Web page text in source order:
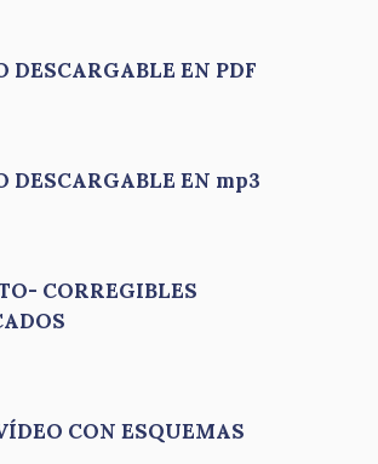
DESCARGABLE EN PDF
DESCARGABLE EN mp3
CORREGIBLES
CON ESQUEMAS